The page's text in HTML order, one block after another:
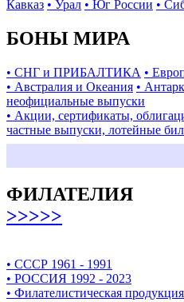
Кавказ • Урал • Юг России •
БОНЫ МИРА
• СНГ и ПРИБАЛТИКА •
• Австралия и Океания •
неофициальные выпуски
• Акции, сертификаты,
частные выпуски, лотейные
ФИЛАТЕЛИЯ
>>>>>
• СССР 1961 - 1991
• РОССИЯ 1992 - 2023
• Филателистическая